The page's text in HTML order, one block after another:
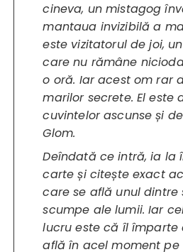
cineva, un mistagog
mantaua invizibilă a
este vizitatorul de joi,
care nu rămâne
o oră. Iar acest om rar
marilor secrete. El este
cuvintelor ascunse și
Glom.
Deîndată ce intră, ia la
carte și citește exact
care se află unul dintre
scumpe ale lumii. Iar
lucru este că îl împarte
află în acel moment pe